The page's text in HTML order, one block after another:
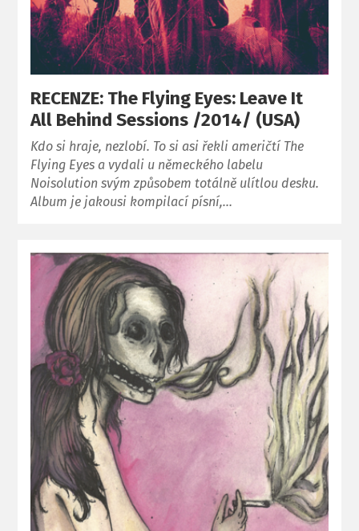
RECENZE: The Flying Eyes: Leave It
All Behind Sessions /2014/ (USA)
Kdo si hraje, nezlobí. To si asi řekli američtí The
Flying Eyes a vydali u německého labelu
Noisolution svým způsobem totálně ulítlou desku.
Album je jakousi kompilací písní,…